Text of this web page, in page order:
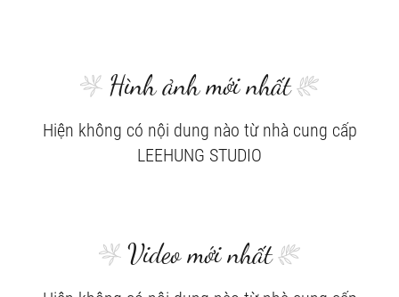
Hình ảnh mới nhất
Hiện không có nội dung nào từ nhà cung cấp
LEEHUNG STUDIO
Video mới nhất